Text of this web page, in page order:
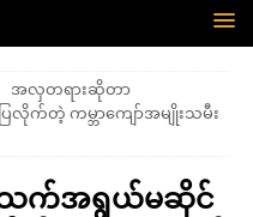
အလှတရားဆိုတာ
က်တဲ့ ကမ္ဘာကျော်အမျိုးသမီး
က်အရွယ်မဆိုင်